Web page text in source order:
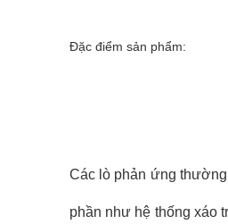
Đặc điểm sản phẩm:
Các lò phản ứng
phần như hệ thống xáo